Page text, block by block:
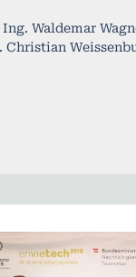
Waldemar
Christian